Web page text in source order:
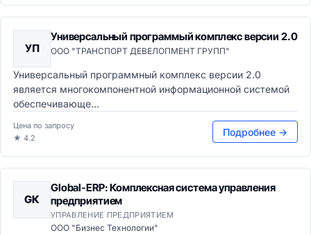
УП
Универсальный программый комплекс версии 2.0
ООО "ТРАНСПОРТ ДЕВЕЛОПМЕНТ ГРУПП"
Универсальный программный комплекс версии 2.0
является многокомпонентной информационной системой
обеспечивающе...
Цена по запросу
★ 4.2
Подробнее →
GК
Global-ERP: Комплексная система управления
предприятием
УПРАВЛЕНИЕ ПРЕДПРИЯТИЕМ
ООО "Бизнес Технологии"